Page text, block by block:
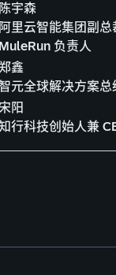
陈宇森
阿里云智能集团副总
MuleRun 负责人
鑫
元全球解决方案总
宋阳
行科技创始人兼